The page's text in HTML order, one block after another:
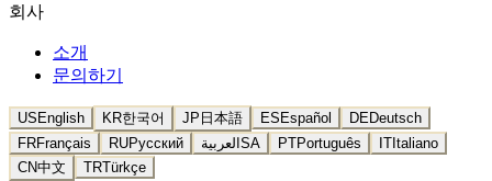
회사
소개
문의하기
USEnglish KR한국어 JP 日本語 ESEspañol DEDeutsch
FRFrançais RUРусский SAالعربية PTPortuguês ITItaliano
CN中文 TRTürkçe